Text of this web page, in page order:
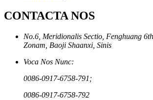
CONTACTA NOS
No.6, Meridionalis Sectio, Fenghuang
Zonam, Baoji Shaanxi, Sinis
Voca Nos Nunc:
0086-0917-6758-791;
0086-0917-6758-792